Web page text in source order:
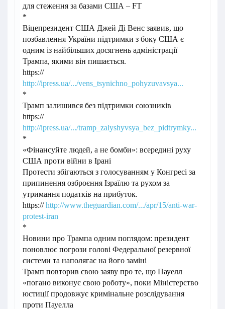
для стеження за базами США – FT
*
Віцепрезидент США Джей Ді Венс заявив, що
позбавлення України підтримки з боку США є
одним із найбільших досягнень адміністрації
Трампа, якими він пишається.
https://
http://ipress.ua/.../vens_tsynichno_pohyzuvavsya...
*
Трамп залишився без підтримки союзників
https://
http://ipress.ua/.../tramp_zalyshyvsya_bez_pidtrymky...
*
«Фінансуйте людей, а не бомби»: всередині руху
США проти війни в Ірані
Протести збігаються з голосуванням у Конгресі за
припинення озброєння Ізраїлю та рухом за
утримання податків на прибуток.
https://http://www.theguardian.com/.../apr/15/anti-war-
protest-iran
*
Новини про Трампа одним поглядом: президент
поновлює погрози голові Федеральної резервної
системи та наполягає на його заміні
Трамп повторив свою заяву про те, що Пауелл
«погано виконує свою роботу», поки Міністерство
юстиції продовжує кримінальне розслідування
проти Пауелла